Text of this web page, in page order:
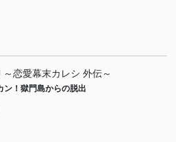
～恋愛幕末カレシ 外伝～
ン！獄門島からの脱出